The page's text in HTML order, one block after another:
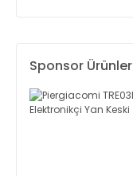
Sponsor Ürünler